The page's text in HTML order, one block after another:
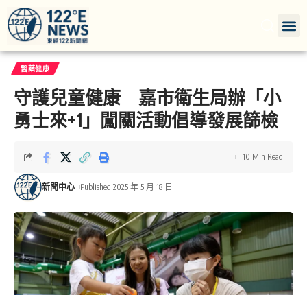
醫藥健康
守護兒童健康 嘉市衛生局辦「小
勇士來+1」闖關活動倡導發展篩檢
新聞中心 Published 2025 年 5 月 18 日
10 Min Read